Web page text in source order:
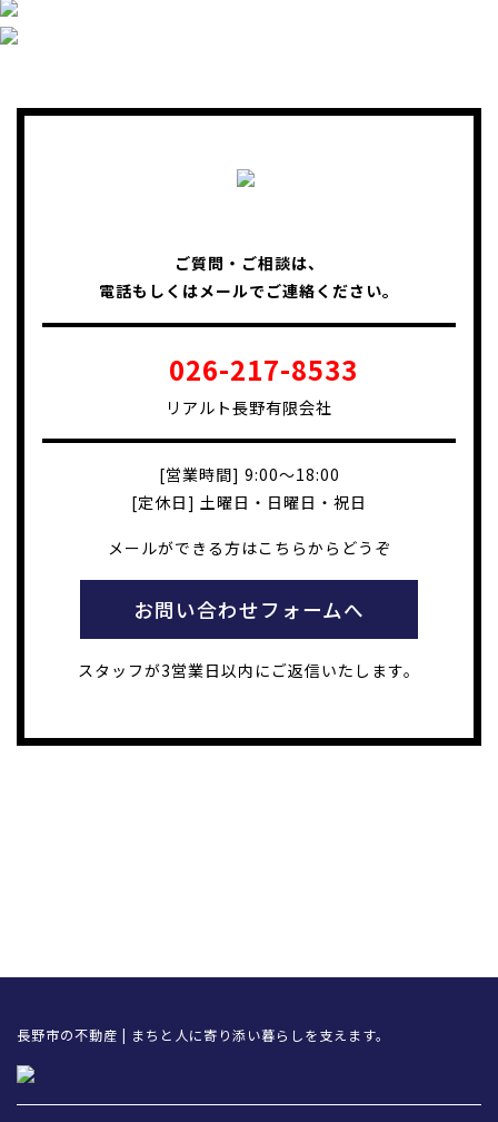
ご質問・ご相談は、
電話もしくはメールでご連絡ください。
026-217-8533
リアルト長野有限会社
[営業時間] 9:00～18:00
[定休日] 土曜日・日曜日・祝日
メールができる方はこちらからどうぞ
お問い合わせフォームへ
スタッフが3営業日以内にご返信いたします。
長野市の不動産 | まちと人に寄り添い暮らしを支えます。